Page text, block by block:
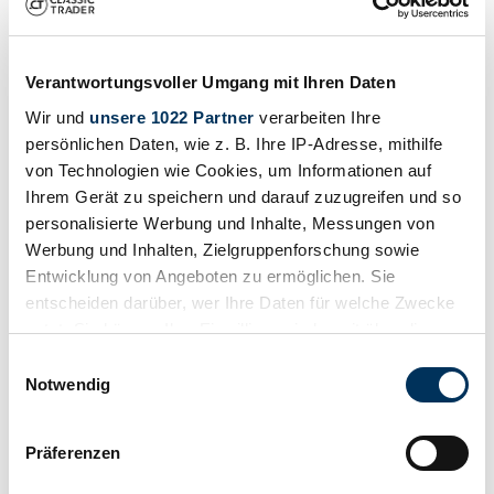
Verantwortungsvoller Umgang mit Ihren Daten
Wir und unsere 1022 Partner verarbeiten Ihre
persönlichen Daten, wie z. B. Ihre IP-Adresse, mithilfe
von Technologien wie Cookies, um Informationen auf
Ihrem Gerät zu speichern und darauf zuzugreifen und so
personalisierte Werbung und Inhalte, Messungen von
Werbung und Inhalten, Zielgruppenforschung sowie
Entwicklung von Angeboten zu ermöglichen. Sie
entscheiden darüber, wer Ihre Daten für welche Zwecke
nutzt. Sie können Ihre Einwilligung jederzeit über die
Trigger Symbol ändern oder widerrufen
Informationen über Ihre geografische Lage
Notwendig
Präferenzen
1998 | Onyx Firecat
€ 1.744vor 8 Jahren